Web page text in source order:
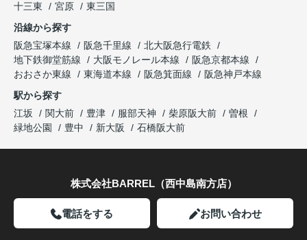
十三東
宮原
東三国
沿線から探す
阪急宝塚本線
阪急千里線
北大阪急行電鉄
地下鉄御堂筋線
大阪モノレール本線
阪急京都本線
おおさか東線
東海道本線 阪急箕面線
阪急神戸本線
駅から探す
江坂
関大前 豊津 服部天神 柴原阪大前
曽根
緑地公園
豊中 新大阪 石橋阪大前
株式会社BARREL（西中島南方店）
電話をする お問い合わせ